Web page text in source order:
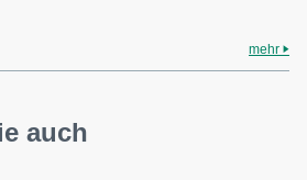
mehr
auch